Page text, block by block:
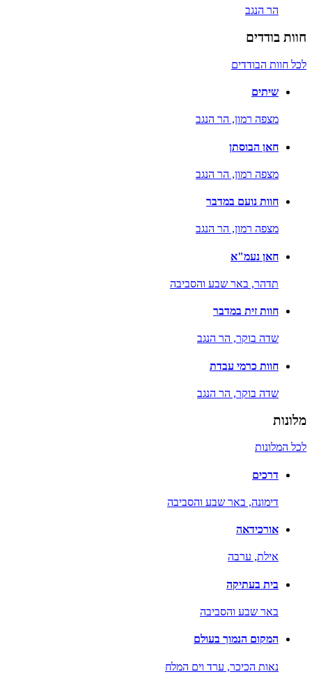
הר הנגב
חוות בודדים
לכל חוות הבודדים
שיתים
מצפה רמון, הר הנגב
חאן הבוסתן
מצפה רמון, הר הנגב
חוות נועם במדבר
מצפה רמון, הר הנגב
חאן נעמ"א
תדהר, באר שבע והסביבה
חוות זית במדבר
שדה בוקר, הר הנגב
חוות כרמי עבדת
שדה בוקר, הר הנגב
מלונות
לכל המלונות
דרכים
דימונה, באר שבע והסביבה
אורכידאה
אילת, ערבה
בית בעתיקה
באר שבע והסביבה
המקום הנמוך בעולם
נאות הכיכר, ערד וים המלח